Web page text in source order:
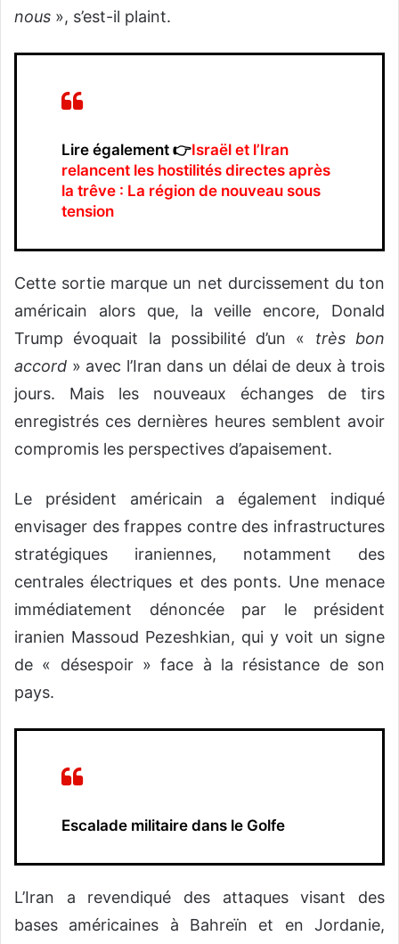
nous », s’est-il plaint.
Lire également 👉Israël et l’Iran
relancent les hostilités directes après
la trêve : La région de nouveau sous
tension
Cette sortie marque un net durcissement du ton
américain alors que, la veille encore, Donald
Trump évoquait la possibilité d’un « très bon
accord » avec l’Iran dans un délai de deux à trois
jours. Mais les nouveaux échanges de tirs
enregistrés ces dernières heures semblent avoir
compromis les perspectives d’apaisement.
Le président américain a également indiqué
envisager des frappes contre des infrastructures
stratégiques iraniennes, notamment des
centrales électriques et des ponts. Une menace
immédiatement dénoncée par le président
iranien Massoud Pezeshkian, qui y voit un signe
de « désespoir » face à la résistance de son
pays.
Escalade militaire dans le Golfe
L’Iran a revendiqué des attaques visant des
bases américaines à Bahreïn et en Jordanie,